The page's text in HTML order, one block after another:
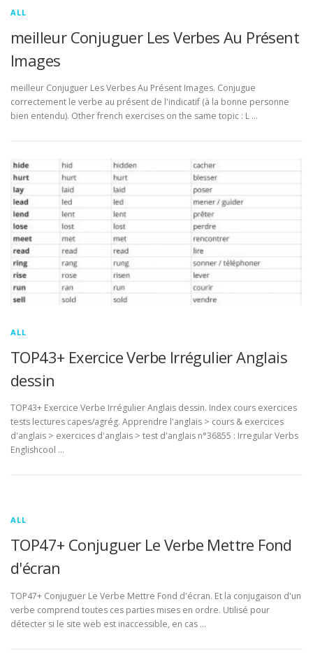
ALL
meilleur Conjuguer Les Verbes Au Présent
Images
meilleur Conjuguer Les Verbes Au Présent Images. Conjugue
correctement le verbe au présent de l'indicatif (à la bonne personne
bien entendu). Other french exercises on the same topic : L …
ALL
TOP43+ Exercice Verbe Irrégulier Anglais
dessin
TOP43+ Exercice Verbe Irrégulier Anglais dessin. Index cours exercices
tests lectures capes/agrég. Apprendre l'anglais > cours & exercices
d'anglais > exercices d'anglais > test d'anglais n°36855 : Irregular Verbs
Englishcool …
ALL
TOP47+ Conjuguer Le Verbe Mettre Fond
d'écran
TOP47+ Conjuguer Le Verbe Mettre Fond d'écran. Et la conjugaison d'un
verbe comprend toutes ces parties mises en ordre. Utilisé pour
détecter si le site web est inaccessible, en cas …